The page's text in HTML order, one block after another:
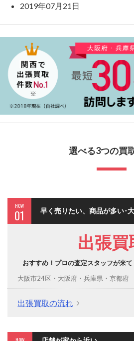
2019年07月21日
選べる3つの買
HOW
01 早く売りたい、商品が多い･
出張買
おすすめ！プロの査定スタッフが来て
大阪市24区・大阪府・兵庫県・京都府
出張買取の流れ